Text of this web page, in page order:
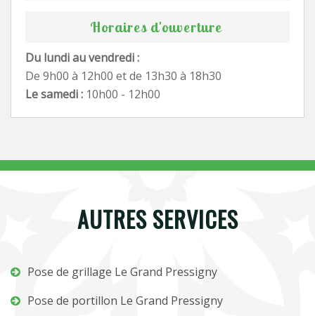
Horaires d'ouverture
Du lundi au vendredi :
De 9h00 à 12h00 et de 13h30 à 18h30
Le samedi : 10h00 - 12h00
AUTRES SERVICES
Pose de grillage Le Grand Pressigny
Pose de portillon Le Grand Pressigny